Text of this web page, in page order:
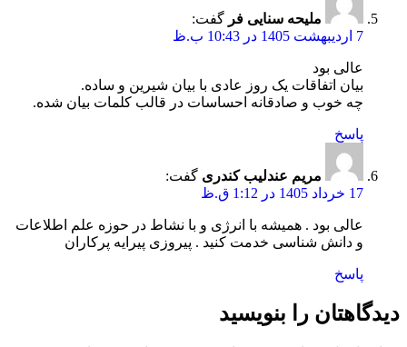
ملیحه سنایی فر گفت:
7 اردیبهشت 1405 در 10:43 ب.ظ
عالی بود
بیان اتفاقات یک روز عادی با بیان شیرین و ساده.
چه خوب و صادقانه احساسات در قالب کلمات بیان شده.
پاسخ
مریم عندلیب کندری گفت:
17 خرداد 1405 در 1:12 ق.ظ
عالی بود . همیشه با انرژی و با نشاط در حوزه علم اطلاعات
و دانش شناسی خدمت کنید . پیروزی پیرایه پرکاران
پاسخ
دیدگاهتان را بنویسید